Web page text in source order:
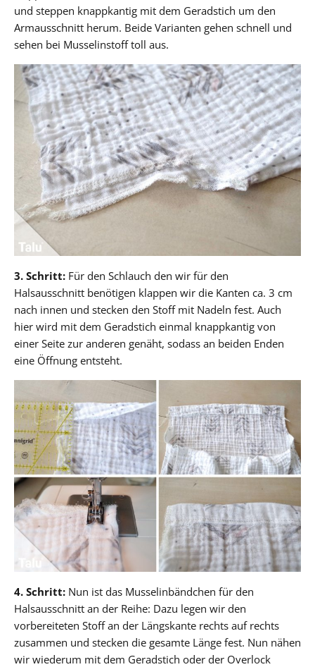
und steppen knappkantig mit dem Geradstich um den
Armausschnitt herum. Beide Varianten gehen schnell und
sehen bei Musselinstoff toll aus.
3. Schritt: Für den Schlauch den wir für den
Halsausschnitt benötigen klappen wir die Kanten ca. 3 cm
nach innen und stecken den Stoff mit Nadeln fest. Auch
hier wird mit dem Geradstich einmal knappkantig von
einer Seite zur anderen genäht, sodass an beiden Enden
eine Öffnung entsteht.
4. Schritt: Nun ist das Musselinbändchen für den
Halsausschnitt an der Reihe: Dazu legen wir den
vorbereiteten Stoff an der Längskante rechts auf rechts
zusammen und stecken die gesamte Länge fest. Nun nähen
wir wiederum mit dem Geradstich oder der Overlock